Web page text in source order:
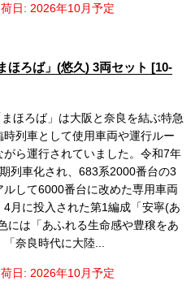
日: 2026年10月予定
ほろば」(悠久) 3両セット [10-
ほろば」は大阪と奈良を結ぶ特急
列車として使用車両や運行ルー
がら運行されていました。令和7年
列車化され、683系2000番台の3
ルして6000番台に改めた専用車両
月に投入された第1編成「安寧(あ
には「あふれる生命感や豊穣をあ
奈良時代に大陸...
日: 2026年10月予定